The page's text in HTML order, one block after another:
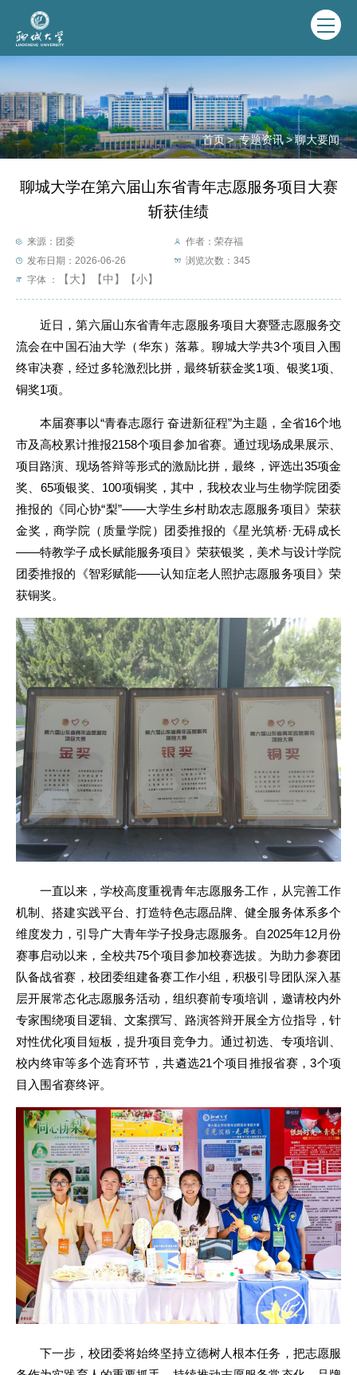
首页 > 专题资讯>聊大要闻
聊城大学在第六届山东省青年志愿服务项目大赛
斩获佳绩
来源：团委
作者：荣存福
发布日期：2026-06-26
浏览次数：345
字体 ：
【大】 【中】 【小】
近日，第六届山东省青年志愿服务项目大赛暨志愿服务交
流会在中国石油大学（华东）落幕。聊城大学共3个项目入围
终审决赛，经过多轮激烈比拼，最终斩获金奖1项、银奖1项、
铜奖1项。
本届赛事以“青春志愿行 奋进新征程”为主题，全省16个地
市及高校累计推报2158个项目参加省赛。通过现场成果展示、
项目路演、现场答辩等形式的激励比拼，最终，评选出35项金
奖、65项银奖、100项铜奖，其中，我校农业与生物学院团委
推报的《同心协“梨”——大学生乡村助农志愿服务项目》荣获
金奖，商学院（质量学院）团委推报的《星光筑桥·无碍成长
——特教学子成长赋能服务项目》荣获银奖，美术与设计学院
团委推报的《智彩赋能——认知症老人照护志愿服务项目》荣
获铜奖。
一直以来，学校高度重视青年志愿服务工作，从完善工作
机制、搭建实践平台、打造特色志愿品牌、健全服务体系多个
维度发力，引导广大青年学子投身志愿服务。自2025年12月份
赛事启动以来，全校共75个项目参加校赛选拔。为助力参赛团
队备战省赛，校团委组建备赛工作小组，积极引导团队深入基
层开展常态化志愿服务活动，组织赛前专项培训，邀请校内外
专家围绕项目逻辑、文案撰写、路演答辩开展全方位指导，针
对性优化项目短板，提升项目竞争力。通过初选、专项培训、
校内终审等多个选育环节，共遴选21个项目推报省赛，3个项
目入围省赛终评。
下一步，校团委将始终坚持立德树人根本任务，把志愿服